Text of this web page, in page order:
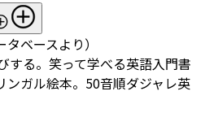
ベースより）
する。笑って学べる英語入門書
ンガル絵本。50音順ダジャレ英